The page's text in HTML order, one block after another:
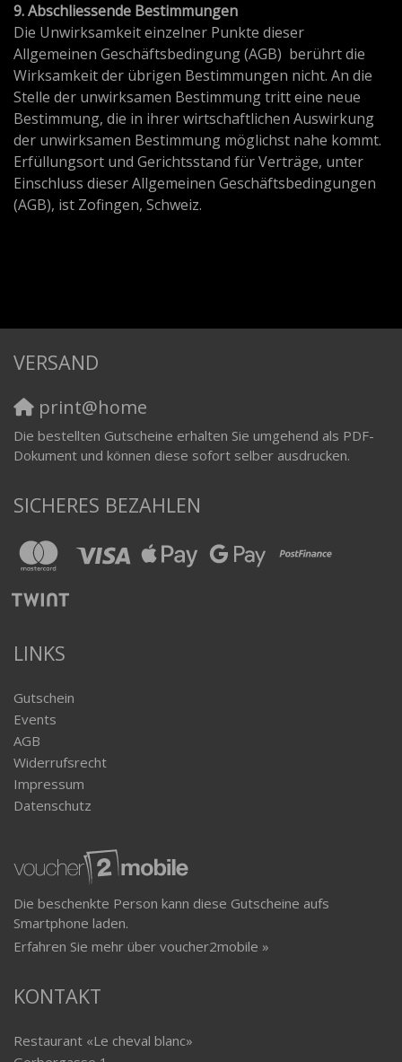
9. Abschliessende Bestimmungen
Die Unwirksamkeit einzelner Punkte dieser
Allgemeinen Geschäftsbedingung (AGB) berührt die
Wirksamkeit der übrigen Bestimmungen nicht. An die
Stelle der unwirksamen Bestimmung tritt eine neue
Bestimmung, die in ihrer wirtschaftlichen Auswirkung
der unwirksamen Bestimmung möglichst nahe kommt.
Erfüllungsort und Gerichtsstand für Verträge, unter
Einschluss dieser Allgemeinen Geschäftsbedingungen
(AGB), ist Zofingen, Schweiz.
VERSAND
print@home
Die bestellten Gutscheine erhalten Sie umgehend als PDF-
Dokument und können diese sofort selber ausdrucken.
SICHERES BEZAHLEN
LINKS
Gutschein
Events
AGB
Widerrufsrecht
Impressum
Datenschutz
Die beschenkte Person kann diese Gutscheine aufs
Smartphone laden.
Erfahren Sie mehr über voucher2mobile »
KONTAKT
Restaurant «Le cheval blanc»